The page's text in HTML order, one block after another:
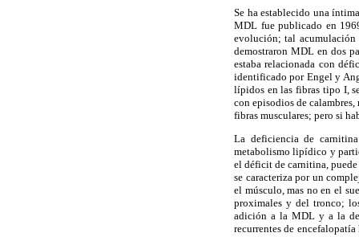
Se ha establecido una
MDL fue publicado en
evolución; tal acumulación
demostraron MDL en dos
estaba relacionada con
identificado por Engel y
lípidos en las fibras tipo I,
con episodios de
fibras musculares; pero si
La deficiencia de
metabolismo lipídico y
el déficit de carnitina,
se caracteriza por un
el músculo, mas no en el
proximales y del tronco;
adición a la MDL y a la
recurrentes de